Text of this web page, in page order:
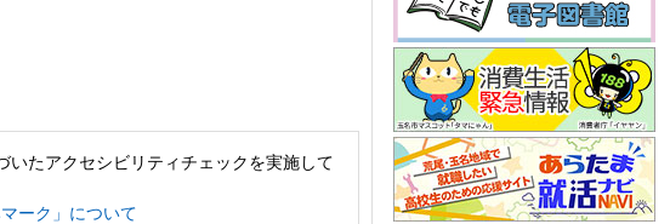
いたアクセシビリティチェックを実施して
ーク」について